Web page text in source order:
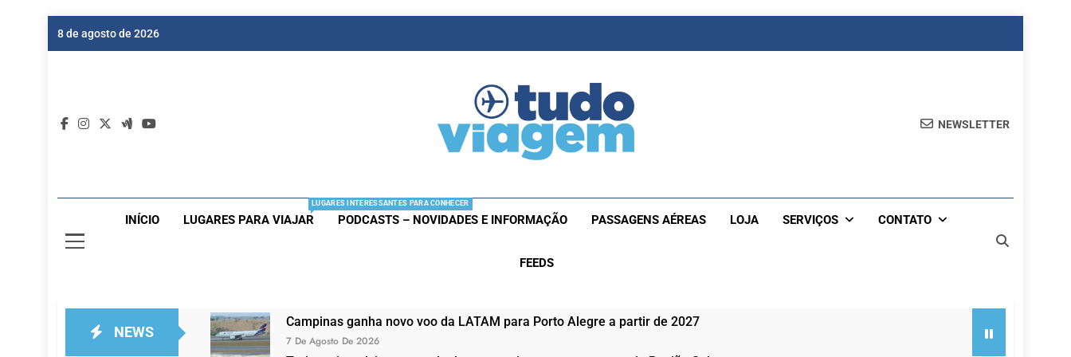
8 de agosto de 2026
NEWSLETTER
INÍCIO LUGARES PARA VIAJAR
LUGARES INTERESSANTES PARA CONHECER
PODCASTS – NOVIDADES E INFORMAÇÃO PASSAGENS AÉREAS LOJA SERVIÇOS CONTATO
FEEDS
NEWS
Campinas ganha novo voo da LATAM para Porto Alegre a partir de 2027
7 De Agosto De 2026